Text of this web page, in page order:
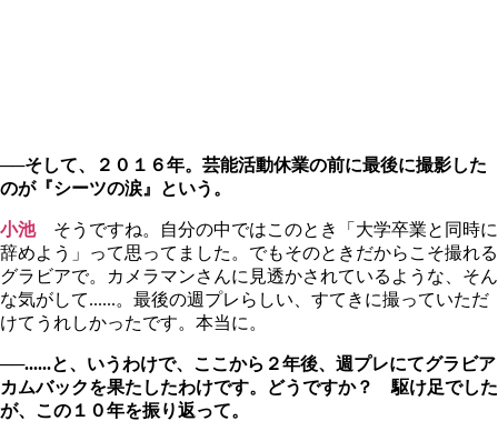
──そして、２０１６年。芸能活動休業の前に最後に撮影した
のが『シーツの涙』という。
小池そうですね。自分の中ではこのとき「大学卒業と同時に
辞めよう」って思ってました。でもそのときだからこそ撮れる
グラビアで。カメラマンさんに見透かされているような、そん
な気がして......。最後の週プレらしい、すてきに撮っていただ
けてうれしかったです。本当に。
──......と、いうわけで、ここから２年後、週プレにてグラビア
カムバックを果たしたわけです。どうですか？ 駆け足でした
が、この１０年を振り返って。